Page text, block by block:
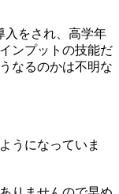
入をされ、高学年
ンプットの技能だ
なるのかは不明な
うになっていま